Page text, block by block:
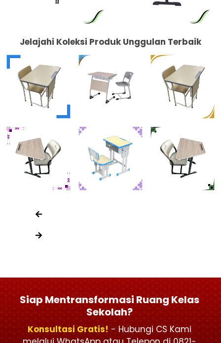
Jelajahi Koleksi Produk Unggulan Terbaik
Siap Mentransformasi Ruang Kelas
Sekolah?
Konsultasi Gratis! - Hubungi CS Kami